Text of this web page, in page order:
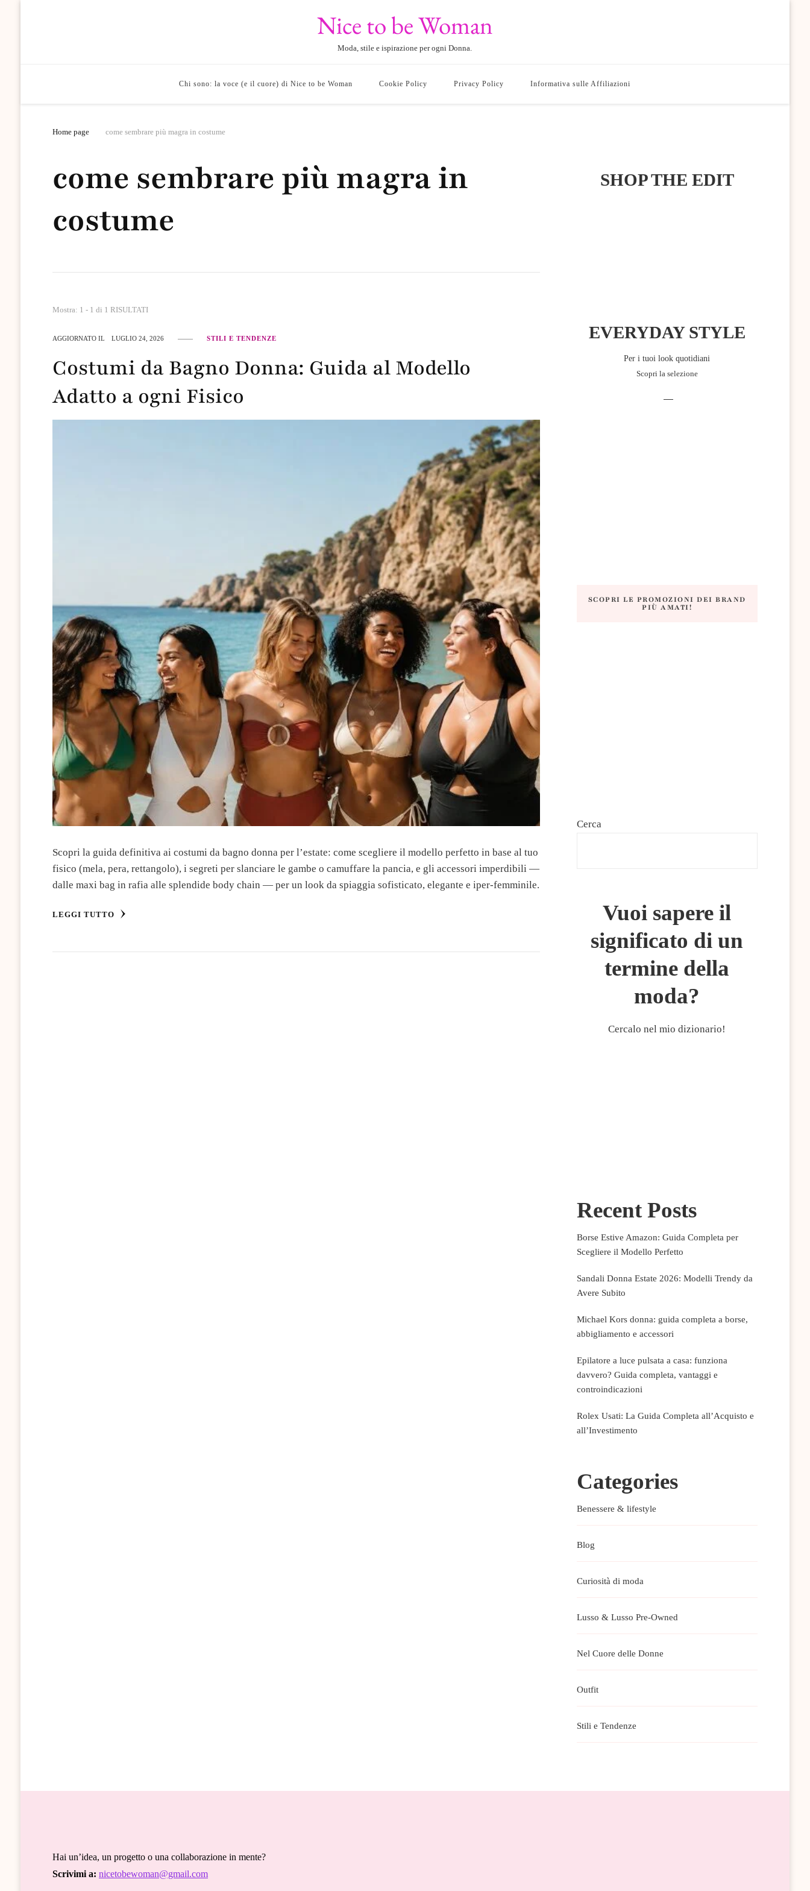
Nice to be Woman
Moda, stile e ispirazione per ogni Donna.
Chi sono: la voce (e il cuore) di Nice to be Woman Cookie Policy Privacy Policy Informativa sulle Affiliazioni
Home page come sembrare più magra in costume
come sembrare più magra in
costume
Mostra: 1 - 1 di 1 RISULTATI
AGGIORNATO IL LUGLIO 24, 2026 STILI E TENDENZE
Costumi da Bagno Donna: Guida al Modello
Adatto a ogni Fisico
Scopri la guida definitiva ai costumi da bagno donna per l’estate: come scegliere il modello perfetto in base al tuo
fisico (mela, pera, rettangolo), i segreti per slanciare le gambe o camuffare la pancia, e gli accessori imperdibili —
dalle maxi bag in rafia alle splendide body chain — per un look da spiaggia sofisticato, elegante e iper-femminile.
LEGGI TUTTO
SHOP THE EDIT
EVERYDAY STYLE
Per i tuoi look quotidiani
Scopri la selezione
SCOPRI LE PROMOZIONI DEI BRAND
PIÙ AMATI!
Cerca
Vuoi sapere il
significato di un
termine della
moda?
Cercalo nel mio dizionario!
Recent Posts
Borse Estive Amazon: Guida Completa per
Scegliere il Modello Perfetto
Sandali Donna Estate 2026: Modelli Trendy da
Avere Subito
Michael Kors donna: guida completa a borse,
abbigliamento e accessori
Epilatore a luce pulsata a casa: funziona
davvero? Guida completa, vantaggi e
controindicazioni
Rolex Usati: La Guida Completa all’Acquisto e
all’Investimento
Categories
Benessere & lifestyle
Blog
Curiosità di moda
Lusso & Lusso Pre-Owned
Nel Cuore delle Donne
Outfit
Stili e Tendenze
Hai un’idea, un progetto o una collaborazione in mente?
Scrivimi a: nicetobewoman@gmail.com